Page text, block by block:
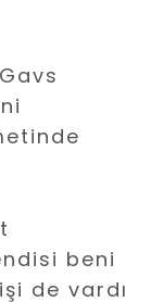
beni
de vardı